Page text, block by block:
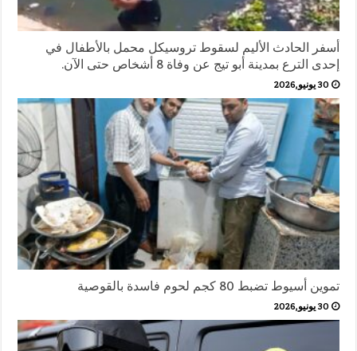
أسفر الحادث الأليم لسقوط تروسيكل محمل بالأطفال في
إحدى الترع بمدينة أبو تيج عن وفاة 8 أشخاص حتى الآن.
30 يونيو,2026
تموين أسيوط تضبط 80 كجم لحوم فاسدة بالقوصية
30 يونيو,2026